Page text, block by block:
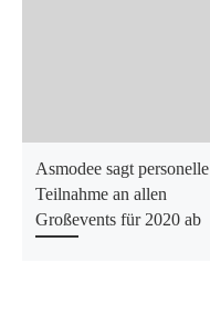
Asmodee sagt personelle
Teilnahme an allen
Großevents für 2020 ab